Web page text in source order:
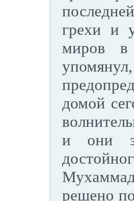
грехи и
миров
домой
и они
решено